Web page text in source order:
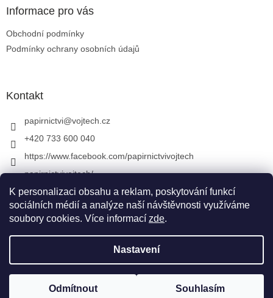
K personalizaci obsahu a reklam, poskytování funkcí
sociálních médií a analýze naší návštěvnosti využíváme
soubory cookies. Více informací zde.
Nastavení
Odmítnout Souhlasím
Informace pro vás
Obchodní podmínky
Podmínky ochrany osobních údajů
Kontakt
papirnictvi@vojtech.cz
+420 733 600 040
https://www.facebook.com/papirnictvivojtech
papirnictvivojtech/
+420 733 600 040
Vytvořil Shoptet&
Papírnictví VojTech
vyhrazena.
Upravit nastavení cookies